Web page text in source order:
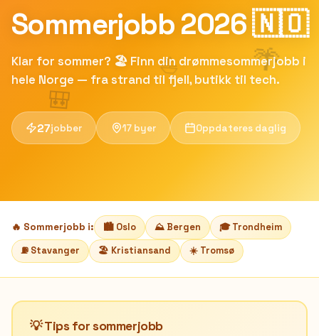
🎒
🌴
⛵
Sommerjobb2026🇳🇴
Klar for sommer? 🏖️ Finn din drømmesommerjobb i
hele Norge — fra strand til fjell, butikk til tech.
27jobber 17 byer Oppdateres daglig
🔥 Sommerjobb i: 🏙️ Oslo ⛰️ Bergen 🎓 Trondheim
⛽ Stavanger 🏖️ Kristiansand ☀️ Tromsø
💡 Tips for sommerjobb